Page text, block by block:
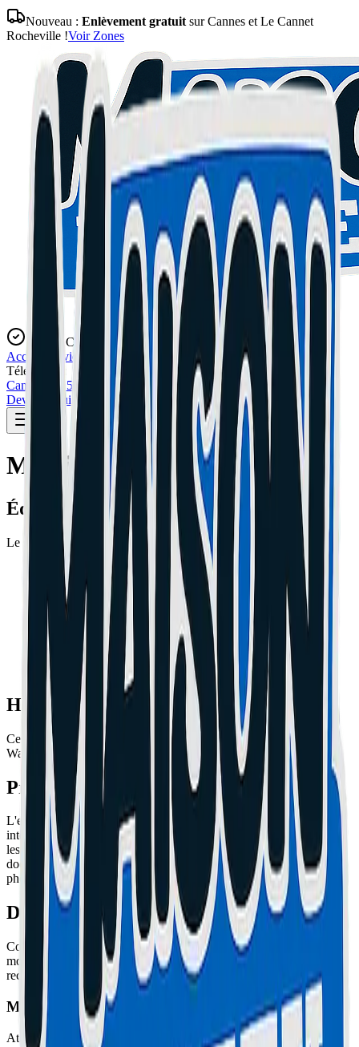
Nouveau : Enlèvement gratuit sur Cannes et Le Cannet
Rocheville !Voir Zones
Expert Certifié
Accueil
Services L'Atelier
Contact
Téléphone :
Cannes: 04 51 26 27 50
Le Cannet: 04 51 26 27 51
Devis Gratuit
Mentions Légales
Éditeur du site
Le site maisondugeek.fr est édité par la société :
Dénomination sociale
LA MAISON DU GEEK
Siège social
78 BD PAUL DOUMER, 06110 LE
CANNET, FRANCE
SIRET
890 448 780 00019
SIREN
890 448 780
TVA Intracommunautaire: FR11890448780
Email
contact@maisondugeek.fr
Téléphone
04 93 46 71 63
Hébergement
Ce site est hébergé par Vercel Inc., 340 S Lemon Ave #4133
Walnut, CA 91789, USA.
Propriété Intellectuelle
L'ensemble de ce site relève de la législation française et
internationale sur le droit d'auteur et la propriété intellectuelle. Tous
les droits de reproduction sont réservés, y compris pour les
documents téléchargeables et les représentations iconographiques et
photographiques.
Données Personnelles
Conformément à la loi Informatique et Libertés du 6 janvier 1978
modifiée, vous disposez d'un droit d'accès, de modification, de
rectification et de suppression des données vous concernant.
Maison Du Geek
Atelier Certifié